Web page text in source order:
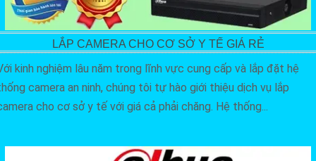
LẮP CAMERA CHO CƠ SỞ Y TẾ GIÁ RẺ
kinh nghiệm lâu năm trong lĩnh vực cung cấp và lắp đặt hệ
camera an ninh, chúng tôi tự hào giới thiệu dịch vụ lắp
cho cơ sở y tế với giá cả phải chăng. Hệ thống...